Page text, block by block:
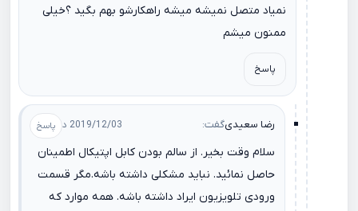
نمیاد متصل نمیشه میشه راهکارشو بهم بگید ؟خیلی
ممنون میشم
پاسخ
رضا سعیدیگفت: 2019/12/03 در 12:48
سلام وقت بخیر. از سالم بودن کابل اپتیکال اطمینان
حاصل نمائید. نباید مشکلی داشته باشه.مگر قسمت
ورودی تلویزیون ایراد داشته باشه. همه موارد که